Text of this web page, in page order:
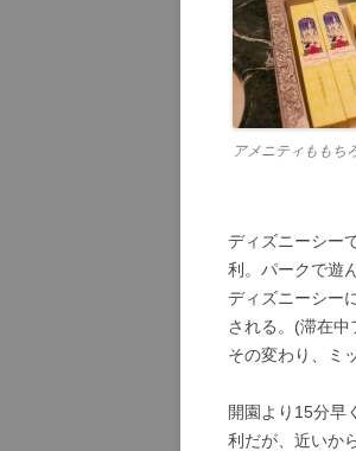
アメニティももち
ディズニーシー
利。パークで遊
ディズニーシー
される。(滞在
その変わり、ミ
開園より15分早
利だが、近いか